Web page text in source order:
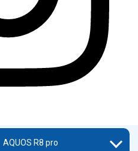
AQUOS R8 pro